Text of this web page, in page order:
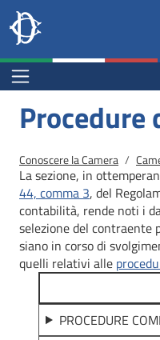
Salta al contenuto principale
Salta al menu di navigazione
Site
header
block
Camera dei deputati
Menu Bar block
Procedure
Briciole di pane
Conoscere la Camera
La sezione, in
44, comma 3, del
contabilità, rende noti i
selezione del contraente
siano in corso di
quelli relativi alle
PROCEDURE
Fine pagina
Salta al contenuto principale
Salta al menu di navigazione
Vai a inizio pagina